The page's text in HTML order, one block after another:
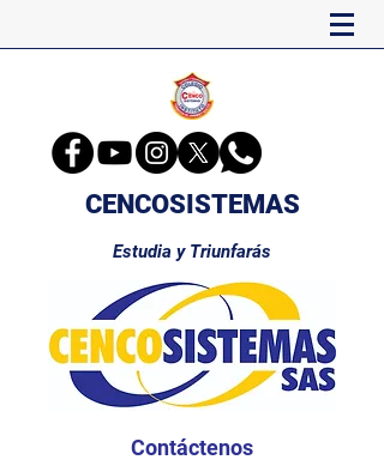
CENCOSISTEMAS
Estudia y Triunfarás
Contáctenos